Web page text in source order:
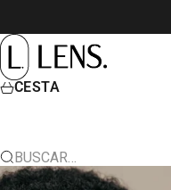
LENS. COLOMBIA
CESTA
BUSCAR…